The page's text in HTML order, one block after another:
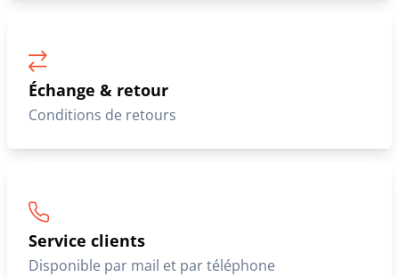
Échange & retour
Conditions de retours
Service clients
Disponible par mail et par téléphone